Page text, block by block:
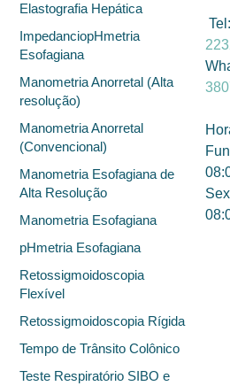
Elastografia Hepática
ImpedanciopHmetria
Esofagiana
Manometria Anorretal (Alta
resolução)
Manometria Anorretal
(Convencional)
Manometria Esofagiana de
Alta Resolução
Manometria Esofagiana
pHmetria Esofagiana
Retossigmoidoscopia
Flexível
Retossigmoidoscopia Rígida
Tempo de Trânsito Colônico
Teste Respiratório SIBO e
Tel: